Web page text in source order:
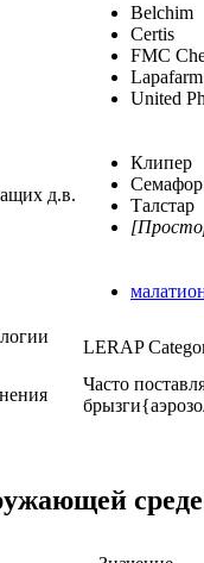
Belchim
Certis
FMC
United
д.в.
Клипер
Семафор
Талстар
LERAP
Часто
среде